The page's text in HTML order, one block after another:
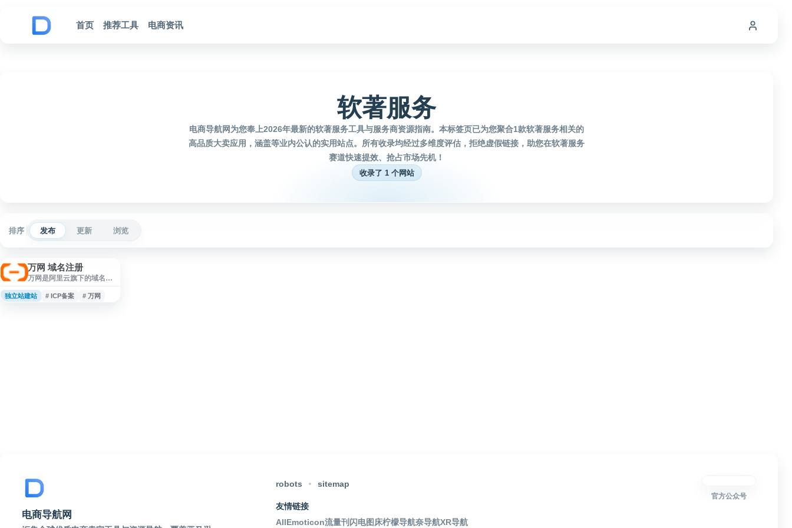
首页
推荐工具 电商资讯
软著服务
电商导航网为您奉上2026年最新的软著服务工具与服务商资源指南。本标签页已为您聚合1款软著服务相关的
高品质大卖应用，涵盖等业内公认的实用站点。所有收录均经过多维度评估，拒绝虚假链接，助您在软著服务
赛道快速提效、抢占市场先机！
收录了 1 个网站
排序 发布 更新 浏览
万网 域名注册
万网是阿里云旗下的域名与
册、域名查询、域名管理、
网站建设、ICP备案、企业资
独立站建站 # ICP备案 # 万网
电商导航网
robots sitemap
友情链接
AllEmoticon流量刊 闪电图床柠檬导航奈导航XR导航
官方公众号